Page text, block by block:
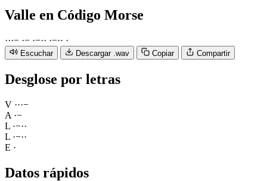
Valle en Código Morse
···− ·− ·−·· ·−·· ·
Escuchar Descargar .wav Copiar Compartir
Desglose por letras
V ···−
A ·−
L ·−··
L ·−··
E ·
Datos rápidos